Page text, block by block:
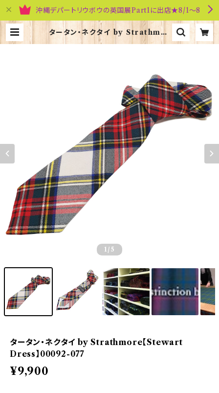
沖縄デパートリウボウの英国展Part1に出店★8/1～8
タータン・ネクタイ by Strathmor
e【Stewart Dress】00092-077 |
1 /5
タータン・ネクタイ by Strathmore【Stewart
Dress】00092-077
¥9,900